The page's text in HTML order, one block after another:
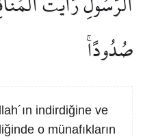
صُدُودًاۚ
indirdiğine ve
o münafıkların